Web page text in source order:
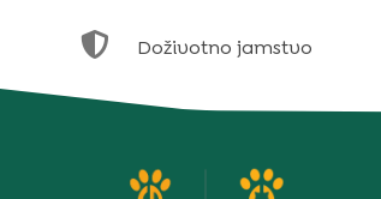
 Doživotno jamstvo